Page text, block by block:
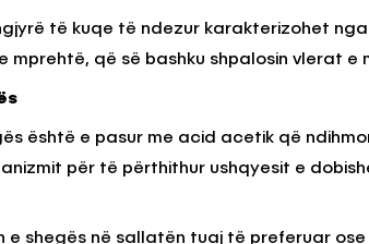
të kuqe të ndezur karakterizohet
mprehtë, që së bashku shpalosin vlerat e
është e pasur me acid acetik që
për të përthithur ushqyesit e
e shegës në sallatën tuaj të preferuar